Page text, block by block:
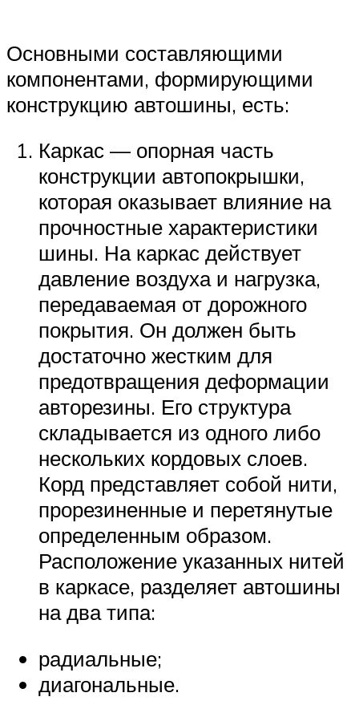
Основными составляющими
компонентами, формирующими
конструкцию автошины, есть:
Каркас — опорная часть
конструкции автопокрышки,
которая оказывает влияние на
прочностные характеристики
шины. На каркас действует
давление воздуха и нагрузка,
передаваемая от дорожного
покрытия. Он должен быть
достаточно жестким для
предотвращения деформации
авторезины. Его структура
складывается из одного либо
нескольких кордовых слоев.
Корд представляет собой нити,
прорезиненные и перетянутые
определенным образом.
Расположение указанных нитей
в каркасе, разделяет автошины
на два типа:
радиальные;
диагональные.